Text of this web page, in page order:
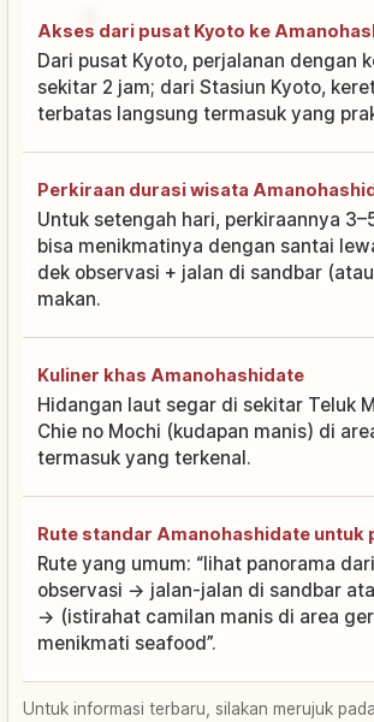
Akses dari pusat Kyoto ke
Dari pusat Kyoto, perjalanan dengan
sekitar 2 jam; dari Stasiun Kyoto,
terbatas langsung termasuk yang
Perkiraan durasi wisata
Untuk setengah hari, perkiraannya
bisa menikmatinya dengan santai
dek observasi + jalan di sandbar
makan.
Kuliner khas Amanohashidate
Hidangan laut segar di sekitar Teluk
Chie no Mochi (kudapan manis) di
termasuk yang terkenal.
Rute standar Amanohashidate untuk
Rute yang umum: “lihat panorama
observasi → jalan-jalan di sandbar
→ (istirahat camilan manis di area
menikmati seafood”.
Untuk informasi terbaru, silakan merujuk